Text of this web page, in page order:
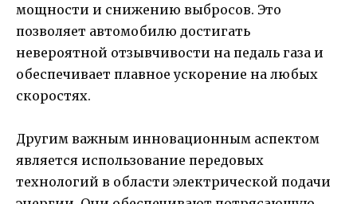
мощности и снижению выбросов. Это
позволяет автомобилю достигать
невероятной отзывчивости на педаль газа и
обеспечивает плавное ускорение на любых
скоростях.
Другим важным инновационным аспектом
является использование передовых
технологий в области электрической подачи